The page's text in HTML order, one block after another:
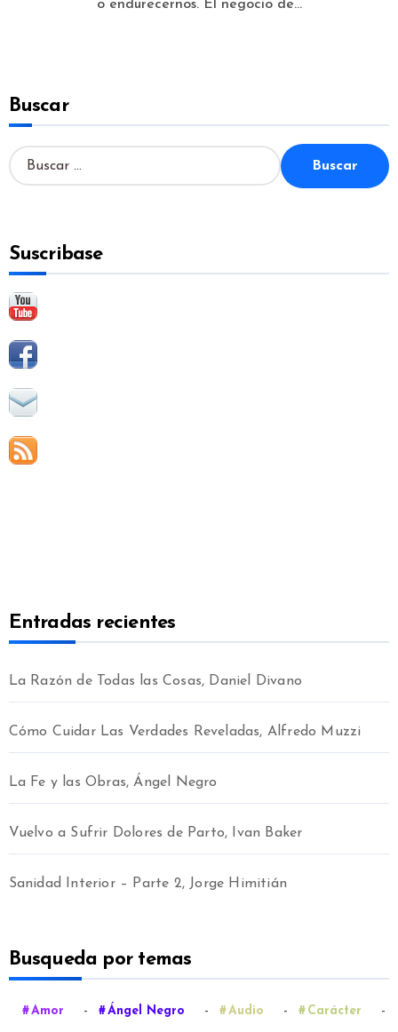
o endurecernos. El negocio de...
Buscar
B
u
r
:
Suscribase
Entradas recientes
La Razón de Todas las Cosas, Daniel Divano
Cómo Cuidar Las Verdades Reveladas, Alfredo Muzzi
La Fe y las Obras, Ángel Negro
Vuelvo a Sufrir Dolores de Parto, Ivan Baker
Sanidad Interior – Parte 2, Jorge Himitián
Busqueda por temas
Amor - Ángel Negro - Audio - Carácter -